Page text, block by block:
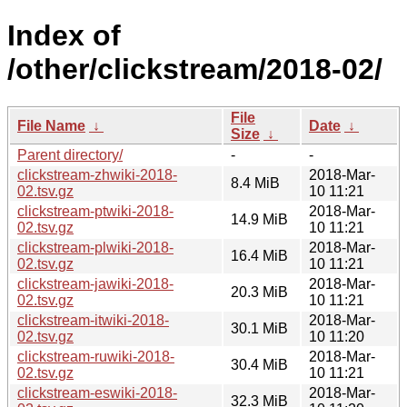
Index of
/other/clickstream/2018-02/
File Name ↓
File
Size ↓
Date ↓
Parent directory/
-
-
clickstream-zhwiki-2018-
02.tsv.gz
8.4 MiB
2018-Mar-
10 11:21
clickstream-ptwiki-2018-
02.tsv.gz
14.9 MiB
2018-Mar-
10 11:21
clickstream-plwiki-2018-
02.tsv.gz
16.4 MiB
2018-Mar-
10 11:21
clickstream-jawiki-2018-
02.tsv.gz
20.3 MiB
2018-Mar-
10 11:21
clickstream-itwiki-2018-
02.tsv.gz
30.1 MiB
2018-Mar-
10 11:20
clickstream-ruwiki-2018-
02.tsv.gz
30.4 MiB
2018-Mar-
10 11:21
clickstream-eswiki-2018-
32.3 MiB
2018-Mar-